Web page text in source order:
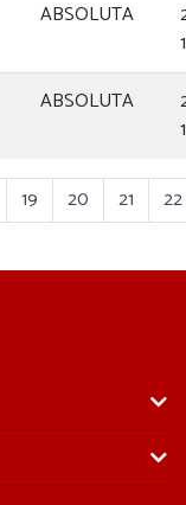
ABSOLUTA
ABSOLUTA
19 20 21 22